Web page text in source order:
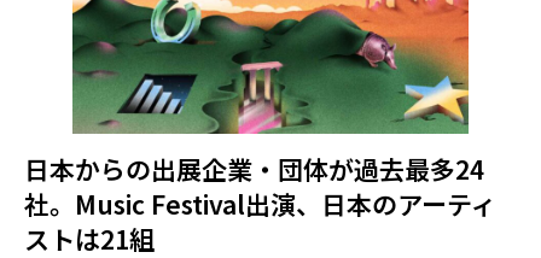
日本からの出展企業・団体が過去最多24
社。Music Festival出演、日本のアーティ
ストは21組